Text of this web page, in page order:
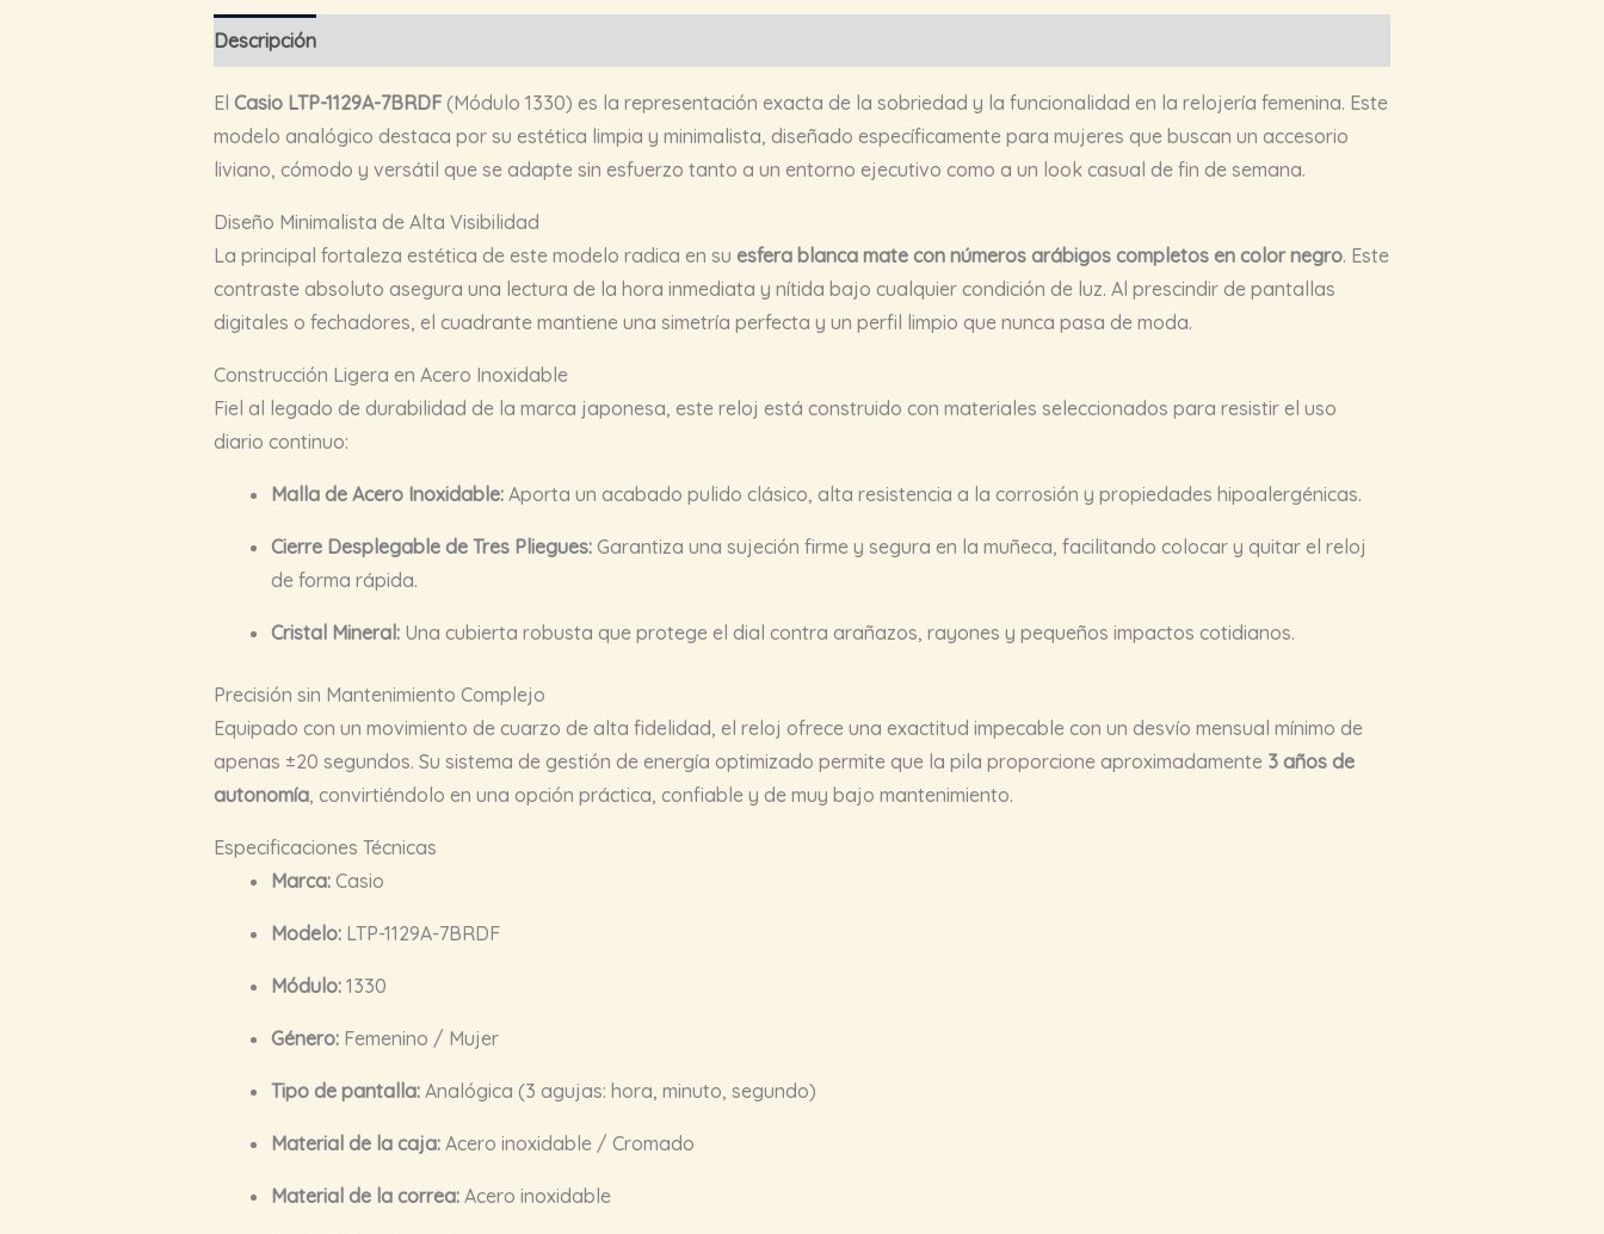
Descripción
El Casio LTP-1129A-7BRDF(Módulo 1330) es la representación exacta de la sobriedad y la funcionalidad en la relojería femenina. Este
modelo analógico destaca por su estética limpia y minimalista, diseñado específicamente para mujeres que buscan un accesorio
liviano, cómodo y versátil que se adapte sin esfuerzo tanto a un entorno ejecutivo como a un look casual de fin de semana.
Diseño Minimalista de Alta Visibilidad
La principal fortaleza estética de este modelo radica en su esfera blanca mate con números arábigos completos en color negro. Este
contraste absoluto asegura una lectura de la hora inmediata y nítida bajo cualquier condición de luz. Al prescindir de pantallas
digitales o fechadores, el cuadrante mantiene una simetría perfecta y un perfil limpio que nunca pasa de moda.
Construcción Ligera en Acero Inoxidable
Fiel al legado de durabilidad de la marca japonesa, este reloj está construido con materiales seleccionados para resistir el uso
diario continuo:
Malla de Acero Inoxidable:Aporta un acabado pulido clásico, alta resistencia a la corrosión y propiedades hipoalergénicas.
Cierre Desplegable de Tres Pliegues:Garantiza una sujeción firme y segura en la muñeca, facilitando colocar y quitar el reloj
de forma rápida.
Cristal Mineral:Una cubierta robusta que protege el dial contra arañazos, rayones y pequeños impactos cotidianos.
Precisión sin Mantenimiento Complejo
Equipado con un movimiento de cuarzo de alta fidelidad, el reloj ofrece una exactitud impecable con un desvío mensual mínimo de
apenas ±20 segundos. Su sistema de gestión de energía optimizado permite que la pila proporcione aproximadamente 3 años de
autonomía, convirtiéndolo en una opción práctica, confiable y de muy bajo mantenimiento.
Especificaciones Técnicas
Marca:Casio
Modelo:LTP-1129A-7BRDF
Módulo:1330
Género:Femenino / Mujer
Tipo de pantalla:Analógica (3 agujas: hora, minuto, segundo)
Material de la caja:Acero inoxidable / Cromado
Material de la correa:Acero inoxidable